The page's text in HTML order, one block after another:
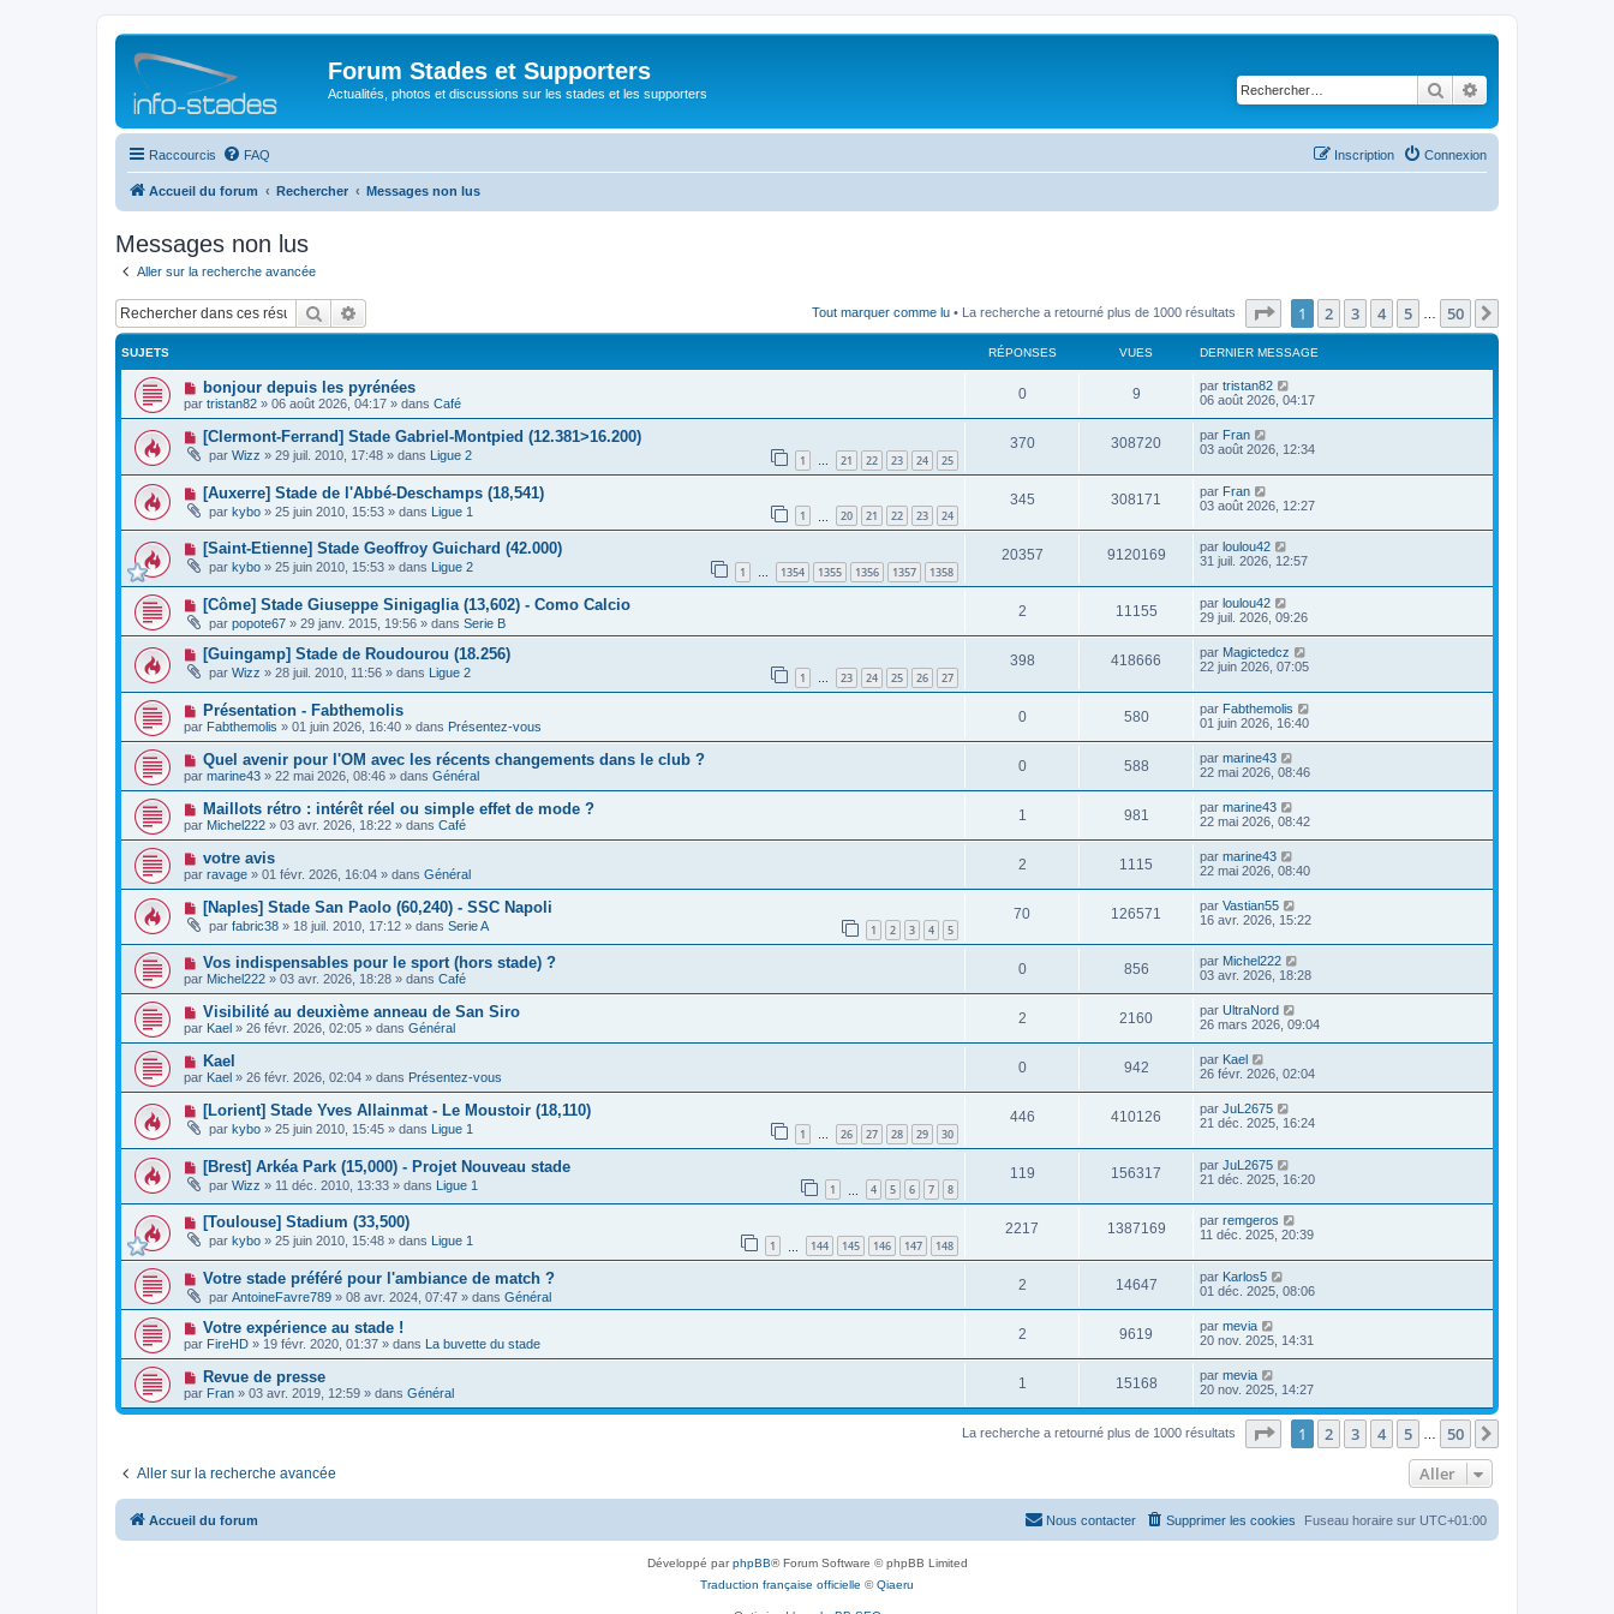
Forum Stades et Supporters
Actualités, photos et discussions sur les stades et les supporters Rechercher
Raccourcis FAQ Connexion
Inscription
Accueil du forum Rechercher Messages non lus
Messages non lus
Aller sur la recherche avancée
Rechercher Tout marquer comme lu • La recherche a retourné plus de 1000 résultats Page sur50
1 2 3 4 5 50
SUJETS RÉPONSES VUES DERNIER MESSAGE
N
o
u
v
a
m
e
s
s
a
g
e
bonjour depuis les pyrénées
par tristan82 » 06 août 2026, 04:17 » dans Café
0 9 par tristan82
06 août 2026, 04:17
N
o
u
v
e
a
u
m
s
s
a
e
[Clermont-Ferrand] Stade Gabriel-Montpied (12.381>16.200)
par Wizz » 29 juil. 2010, 17:48 » dans Ligue 2 1 … 21 22 23 24 25
370 308720 par Fran
03 août 2026, 12:34
N
o
u
v
a
u
m
s
s
a
g
e
[Auxerre] Stade de l'Abbé-Deschamps (18,541)
par kybo » 25 juin 2010, 15:53 » dans Ligue 1 1 20 21 22 23 24
345 308171 par Fran
03 août 2026, 12:27
N
o
u
v
a
u
m
e
s
s
a
g
e
[Saint-Etienne] Stade Geoffroy Guichard (42.000)
par kybo » 25 juin 2010, 15:53 » dans Ligue 2 1 … 1354 1355 1356 1357 1358
20357 9120169 par loulou42
31 juil. 2026, 12:57
N
o
u
v
a
m
e
s
s
a
g
e
[Côme] Stade Giuseppe Sinigaglia (13,602) - Como Calcio
par popote67 » 29 janv. 2015, 19:56 » dans Serie B
2 11155 par loulou42
29 juil. 2026, 09:26
N
o
u
v
e
a
m
e
s
s
g
e
[Guingamp] Stade de Roudourou (18.256)
par Wizz » 28 juil. 2010, 11:56 » dans Ligue 2 1 … 23 24 25 26 27
398 418666 par Magictedcz
22 juin 2026, 07:05
N
o
u
e
a
u
m
e
s
a
g
e
Présentation - Fabthemolis
par Fabthemolis » 01 juin 2026, 16:40 » dans Présentez-vous
0 580 par Fabthemolis
01 juin 2026, 16:40
N
o
u
v
e
a
u
m
e
s
s
a
g
e
Quel avenir pour l'OM avec les récents changements dans le club ?
par marine43 » 22 mai 2026, 08:46 » dans Général
0 588 par marine43
22 mai 2026, 08:46
N
o
u
e
a
u
m
e
s
s
a
g
e
Maillots rétro : intérêt réel ou simple effet de mode ?
par Michel222 » 03 avr. 2026, 18:22 » dans Café
1 981 par marine43
22 mai 2026, 08:42
N
o
u
v
a
u
m
s
s
a
g
e
votre avis
par ravage » 01 févr. 2026, 16:04 » dans Général
2 1115 par marine43
22 mai 2026, 08:40
N
o
u
v
e
a
u
m
s
s
g
e
[Naples] Stade San Paolo (60,240) - SSC Napoli
par fabric38 » 18 juil. 2010, 17:12 » dans Serie A 1 2 3 4 5
70 126571 par Vastian55
16 avr. 2026, 15:22
N
o
v
a
u
m
e
s
s
a
g
e
Vos indispensables pour le sport (hors stade) ?
par Michel222 » 03 avr. 2026, 18:28 » dans Café
0 856 par Michel222
03 avr. 2026, 18:28
N
o
v
e
a
u
m
e
s
s
g
Visibilité au deuxième anneau de San Siro
par Kael » 26 févr. 2026, 02:05 » dans Général
2 2160 par UltraNord
26 mars 2026, 09:04
N
o
v
a
m
e
s
s
a
g
e
Kael
par Kael » 26 févr. 2026, 02:04 » dans Présentez-vous
0 942 par Kael
26 févr. 2026, 02:04
N
o
u
v
a
u
m
s
a
g
e
[Lorient] Stade Yves Allainmat - Le Moustoir (18,110)
par kybo » 25 juin 2010, 15:45 » dans Ligue 1 1 … 26 27 28 29 30
446 410126 par JuL2675
21 déc. 2025, 16:24
N
o
u
v
a
u
m
e
s
s
a
e
[Brest] Arkéa Park (15,000) - Projet Nouveau stade
par Wizz » 11 déc. 2010, 13:33 » dans Ligue 1 1 4 5 6 7 8
119 156317 par JuL2675
21 déc. 2025, 16:20
N
o
u
v
e
a
u
m
s
s
g
e
[Toulouse] Stadium (33,500)
par kybo » 25 juin 2010, 15:48 » dans Ligue 1 1 144 145 146 147 148
2217 1387169 par remgeros
11 déc. 2025, 20:39
N
u
v
a
u
m
e
s
s
Votre stade préféré pour l'ambiance de match ?
par AntoineFavre789 » 08 avr. 2024, 07:47 » dans Général
2 14647 par Karlos5
01 déc. 2025, 08:06
N
o
u
v
e
a
u
s
a
g
Votre expérience au stade !
par FireHD » 19 févr. 2020, 01:37 » dans La buvette du stade
2 9619 par mevia
20 nov. 2025, 14:31
N
o
u
v
m
s
s
Revue de presse
par Fran » 03 avr. 2019, 12:59 » dans Général
1 15168 par mevia
20 nov. 2025, 14:27
La recherche a retourné plus de 1000 résultats Page sur50
1 2 3 4 5 50
Aller sur la recherche avancée Aller
Accueil du forum Fuseau horaire sur UTC+01:00
Supprimer les cookies
Nous contacter
Développé parphpBB® Forum Software © phpBB Limited
Traduction française officielle ©Qiaeru